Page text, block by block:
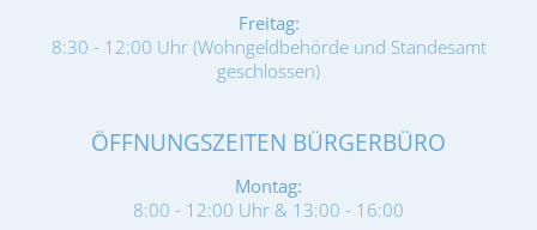
Freitag:
8:30 - 12:00 Uhr (Wohngeldbehörde und Standesamt
geschlossen)
ÖFFNUNGSZEITEN BÜRGERBÜRO
Montag:
8:00 - 12:00 Uhr & 13:00 - 16:00